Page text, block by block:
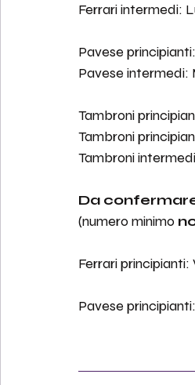
Ferrari intermedi:
Pavese
Pavese intermedi:
Tambroni
Tambroni
Tambroni
Da
(numero minimo
Ferrari principianti:
Pavese